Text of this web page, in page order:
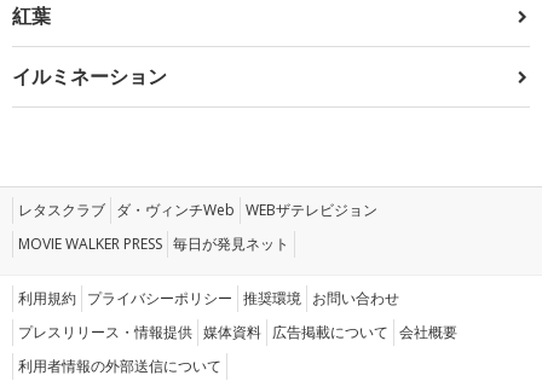
紅葉
イルミネーション
レタスクラブ ダ・ヴィンチWeb WEBザテレビジョン
MOVIE WALKER PRESS 毎日が発見ネット
利用規約 プライバシーポリシー 推奨環境 お問い合わせ
プレスリリース・情報提供 媒体資料 広告掲載について 会社概要
利用者情報の外部送信について